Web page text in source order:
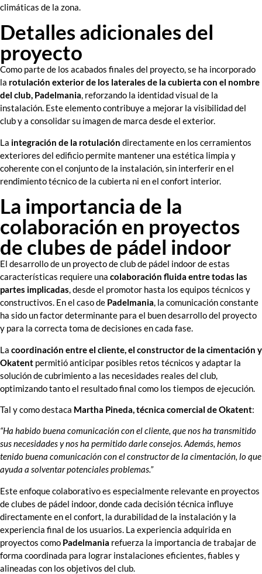
climáticas de la zona.
Detalles adicionales del
proyecto
Como parte de los acabados finales del proyecto, se ha incorporado
la rotulación exterior de los laterales de la cubierta con el nombre
del club, Padelmania, reforzando la identidad visual de la
instalación. Este elemento contribuye a mejorar la visibilidad del
club y a consolidar su imagen de marca desde el exterior.
La integración de la rotulación directamente en los cerramientos
exteriores del edificio permite mantener una estética limpia y
coherente con el conjunto de la instalación, sin interferir en el
rendimiento técnico de la cubierta ni en el confort interior.
La importancia de la
colaboración en proyectos
de clubes de pádel indoor
El desarrollo de un proyecto de club de pádel indoor de estas
características requiere una colaboración fluida entre todas las
partes implicadas, desde el promotor hasta los equipos técnicos y
constructivos. En el caso de Padelmania, la comunicación constante
ha sido un factor determinante para el buen desarrollo del proyecto
y para la correcta toma de decisiones en cada fase.
La coordinación entre el cliente, el constructor de la cimentación y
Okatent permitió anticipar posibles retos técnicos y adaptar la
solución de cubrimiento a las necesidades reales del club,
optimizando tanto el resultado final como los tiempos de ejecución.
Tal y como destaca Martha Pineda, técnica comercial de Okatent:
“Ha habido buena comunicación con el cliente, que nos ha transmitido
sus necesidades y nos ha permitido darle consejos. Además, hemos
tenido buena comunicación con el constructor de la cimentación, lo que
ayuda a solventar potenciales problemas.”
Este enfoque colaborativo es especialmente relevante en proyectos
de clubes de pádel indoor, donde cada decisión técnica influye
directamente en el confort, la durabilidad de la instalación y la
experiencia final de los usuarios. La experiencia adquirida en
proyectos como Padelmania refuerza la importancia de trabajar de
forma coordinada para lograr instalaciones eficientes, fiables y
alineadas con los objetivos del club.